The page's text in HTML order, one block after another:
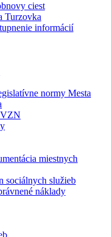
ciest
Turzovka
informácií
normy Mesta
miestnych
sociálnych služieb
náklady